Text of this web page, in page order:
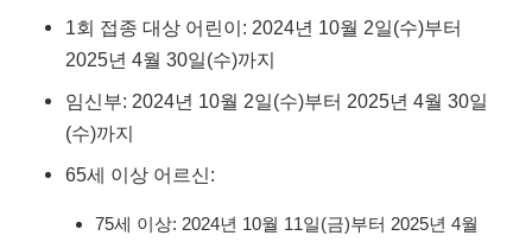
1회 접종 대상 어린이: 2024년 10월 2일(수)부터
2025년 4월 30일(수)까지
임신부: 2024년 10월 2일(수)부터 2025년 4월 30일
(수)까지
65세 이상 어르신:
75세 이상: 2024년 10월 11일(금)부터 2025년 4월